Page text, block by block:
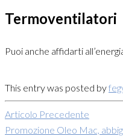
Termoventilatori
Puoi anche affidarti
This entry was posted by
Articolo Precedente
Promozione Oleo Mac,